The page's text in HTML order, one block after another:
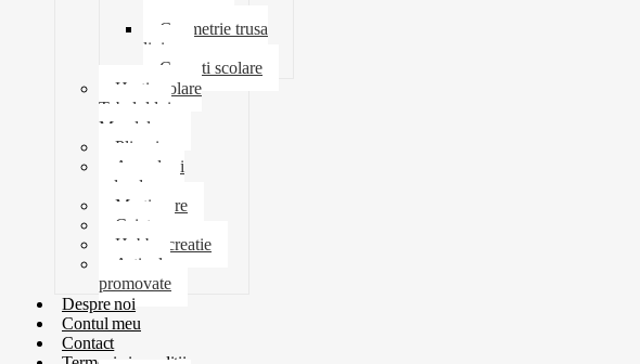
Geometrie trusa
liniar
Coperti scolare
Harti scolare
Tabelul lui
Mendeleev
Plicuri
Agende si
calendare
Martisoare
Caiete
Hobby creatie
Articole
promovate
Despre noi
Contul meu
Contact